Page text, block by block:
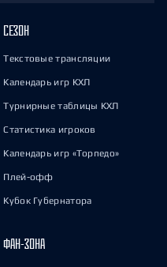
СЕЗОН
Текстовые трансляции
Календарь игр КХЛ
Турнирные таблицы КХЛ
Статистика игроков
Календарь игр «Торпедо»
Плей-офф
Кубок Губернатора
ФАН-ЗОНА